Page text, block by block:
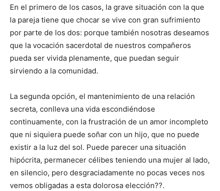
En el primero de los casos, la grave situación con la que
la pareja tiene que chocar se vive con gran sufrimiento
por parte de los dos: porque también nosotras deseamos
que la vocación sacerdotal de nuestros compañeros
pueda ser vivida plenamente, que puedan seguir
sirviendo a la comunidad.
La segunda opción, el mantenimiento de una relación
secreta, conlleva una vida escondiéndose
continuamente, con la frustración de un amor incompleto
que ni siquiera puede soñar con un hijo, que no puede
existir a la luz del sol. Puede parecer una situación
hipócrita, permanecer célibes teniendo una mujer al lado,
en silencio, pero desgraciadamente no pocas veces nos
vemos obligadas a esta dolorosa elección??.